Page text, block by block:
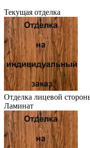
Текущая отделка
Отделка лицевой
Ламинат